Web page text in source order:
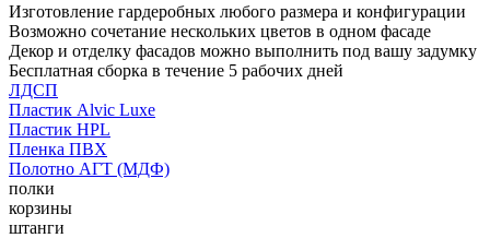
Изготовление гардеробных любого размера и конфигурации
Возможно сочетание нескольких цветов в одном фасаде
Декор и отделку фасадов можно выполнить под вашу задумку
Бесплатная сборка в течение 5 рабочих дней
ЛДСП
Пластик Alvic Luxe
Пластик HPL
Пленка ПВХ
Полотно АГТ (МДФ)
полки
корзины
штанги